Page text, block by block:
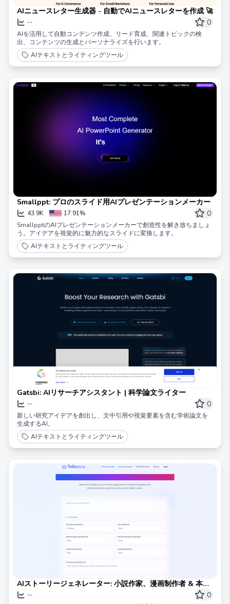
AIニュースレター生成器 - 自動でAIニュースレターを作成 🚀
-- 0
AIを活用して自動コンテンツ作成、リード育成、関連トピックの検
出、コンテンツの生成とパーソナライズを行います。
AIテキストとライティングツール
Smallppt: プロのスライド用AIプレゼンテーションメーカー
43.9K 17.91% 0
SmallpptのAIプレゼンテーションメーカーで創造性を解き放ちましょ
う。アイデアを視覚的に魅力的なスライドに変換します。
AIテキストとライティングツール
Gatsbi: AIリサーチアシスタント | 科学論文ライター
-- 0
新しい研究アイデアを創出し、文中引用や視覚要素を含む学術論文を
生成するAI。
AIテキストとライティングツール
AIストーリージェネレーター: 小説作家、漫画制作者 & 本の
クリエイター
-- 0